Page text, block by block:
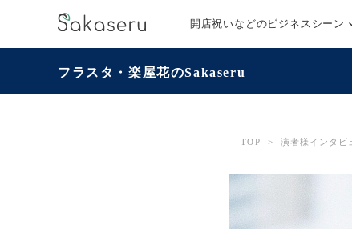
開店祝いなどのビジネスシーン
フラスタ・楽屋花のSakaseru
TOP > 演者様インタビ